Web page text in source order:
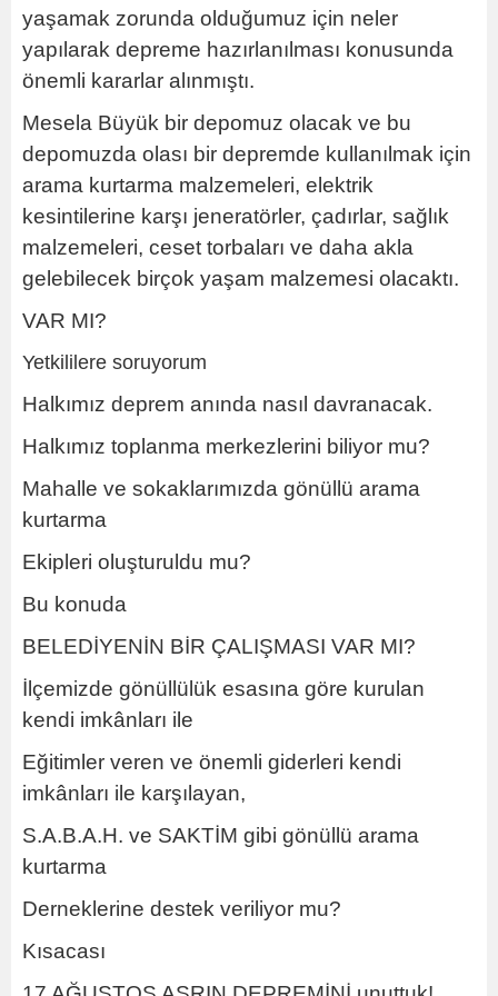
yaşamak zorunda olduğumuz için neler
yapılarak depreme hazırlanılması konusunda
önemli kararlar alınmıştı.
Mesela Büyük bir depomuz olacak ve bu
depomuzda olası bir depremde kullanılmak için
arama kurtarma malzemeleri, elektrik
kesintilerine karşı jeneratörler, çadırlar, sağlık
malzemeleri, ceset torbaları ve daha akla
gelebilecek birçok yaşam malzemesi olacaktı.
VAR MI?
Yetkililere soruyorum
Halkımız deprem anında nasıl davranacak.
Halkımız toplanma merkezlerini biliyor mu?
Mahalle ve sokaklarımızda gönüllü arama
kurtarma
Ekipleri oluşturuldu mu?
Bu konuda
BELEDİYENİN BİR ÇALIŞMASI VAR MI?
İlçemizde gönüllülük esasına göre kurulan
kendi imkânları ile
Eğitimler veren ve önemli giderleri kendi
imkânları ile karşılayan,
S.A.B.A.H. ve SAKTİM gibi gönüllü arama
kurtarma
Derneklerine destek veriliyor mu?
Kısacası